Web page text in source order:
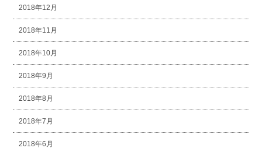
2018年12月
2018年11月
2018年10月
2018年9月
2018年8月
2018年7月
2018年6月